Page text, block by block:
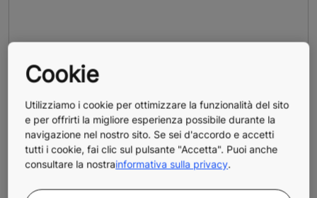
SERVIZIO ASSISTENZA PER
GUASTO TECNICO O
EMERGENZA
Per segnalazioni di Guasto o Emergenza 24 ore
su 24, 7 giorni su 7 per 365 giorni l’anno.
Cookie
Utilizziamo i cookie per ottimizzare la funzionalità del sito
e per offrirti la migliore esperienza possibile durante la
navigazione nel nostro sito. Se sei d'accordo e accetti
tutti i cookie, fai clic sul pulsante "Accetta". Puoi anche
consultare la nostrainformativa sulla privacy.